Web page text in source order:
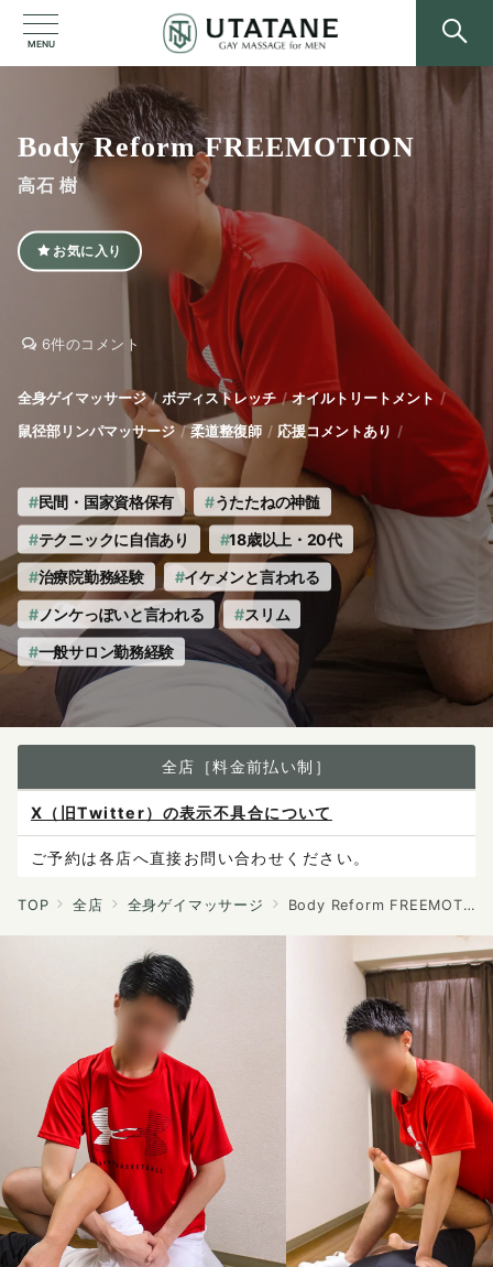
MENU
Body Reform FREEMOTION
高石 樹
お気に入り
Body
FREEMOTION
Body
FREEMOTION
へ
の
6件のコメント
全身ゲイマッサージ ボディストレッチ
オイルトリートメント
鼠径部リンパマッサージ
柔道整復師 応援コメントあり
民間・国家資格保有
うたたねの神髄
テクニックに自信あり
18歳以上・20代
治療院勤務経験
イケメンと言われる
ノンケっぽいと言われる
スリム
一般サロン勤務経験
全店［料金前払い制］
X（旧Twitter）の表示不具合について
ご予約は各店へ直接お問い合わせください。
料金は当日施術前にお支払いください。
感染症防止対策について
料金改定のお知らせ
TOP 全店 全身ゲイマッサージ Body Reform FREEMOTION